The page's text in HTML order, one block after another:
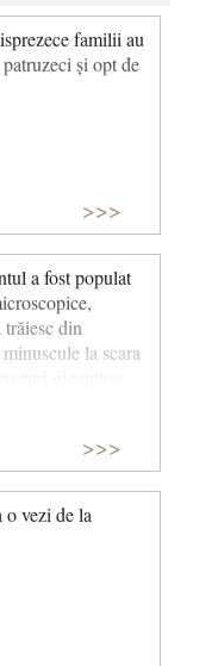
familii au
și opt de
>>>
a fost populat
din
la scara
gigantice;
la mii de
vii, delicate, sunt
le alcătuiesc.
în lumea
lor nu
forțelor fizice
față de
>>>
o vezi de la